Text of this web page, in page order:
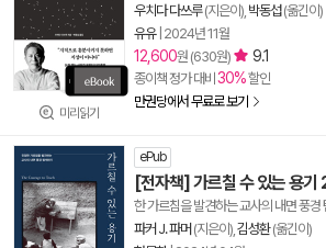
미리읽기
우치다 다쓰루(지은이), 박동섭(옮긴이)
유유| 2024년 11월
12,600원 (630원) 9.1
종이책 정가 대비 30%할인
만권당에서 무료로 보기
ePub
[전자책] 가르칠 수 있는 용기
한 가르침을 발견하는 교사의 내면 풍경
파커 J. 파머 (지은이), 김성환(옮긴이)